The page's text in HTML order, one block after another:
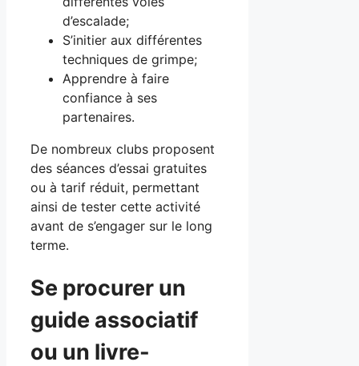
d’escalade;
S’initier aux différentes
techniques de grimpe;
Apprendre à faire
confiance à ses
partenaires.
De nombreux clubs proposent
des séances d’essai gratuites
ou à tarif réduit, permettant
ainsi de tester cette activité
avant de s’engager sur le long
terme.
Se procurer un
guide associatif
ou un livre-